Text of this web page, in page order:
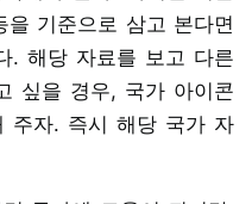
기준으로 삼고 본다면
. 해당 자료를 보고 다른
싶을 경우, 국가 아이콘
주자. 즉시 해당 국가 자